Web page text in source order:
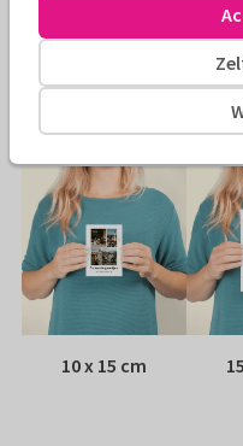
Envelop: Witte
Adres:
Formaten
10 x 15 cm